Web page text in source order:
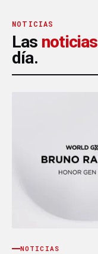
NOTICIAS
Las noticias
día.
NOTICIAS